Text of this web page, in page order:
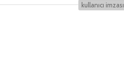
kullanıcı i̇mzası